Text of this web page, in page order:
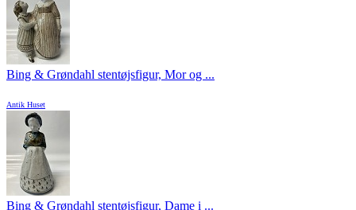
Bing & Grøndahl stentøjsfigur, Mor og ...
Antik Huset
Bing & Grøndahl stentøjsfigur, Dame i ...